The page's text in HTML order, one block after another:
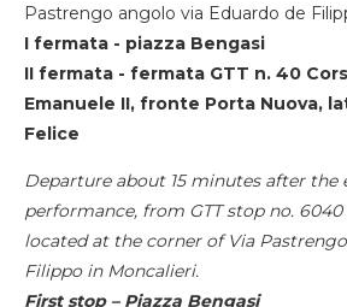
Pastrengo angolo via Eduardo de
I fermata - piazza Bengasi
II fermata - fermata GTT n. 40
Emanuele II, fronte Porta Nuova,
Felice
Departure about 15 minutes after the
performance, from GTT stop no. 6040
located at the corner of Via
Filippo in Moncalieri.
First stop – Piazza Bengasi